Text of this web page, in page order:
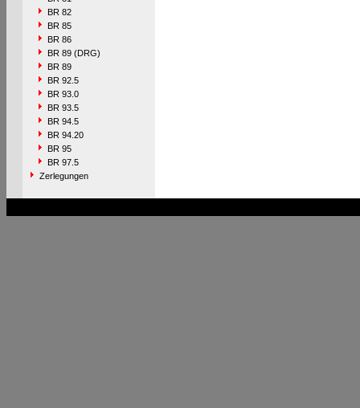
BR 82
BR 85
BR 86
BR 89 (DRG)
BR 89
BR 92.5
BR 93.0
BR 93.5
BR 94.5
BR 94.20
BR 95
BR 97.5
Zerlegungen